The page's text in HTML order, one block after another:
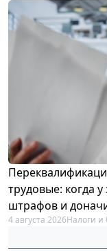
трудовые: когда
штрафов и
4 августа 2026Налоги и